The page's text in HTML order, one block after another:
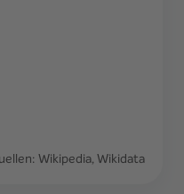
Wikipedia, Wikidata